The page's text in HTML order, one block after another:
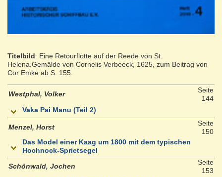
Titelbild: Eine Retourflotte auf der Reede von St.
Helena.Gemälde von Cornelis Verbeeck, 1625, zum Beitrag von
Cor Emke ab S. 155.
Westphal, Volker
Seite
144
Vaka Pai Manu (Teil 2)
Menzel, Horst
Seite
150
Das Model einer Kaag um 1800 mit dem typischen
Hochnock-Sprietsegel
Schönwald, Jochen
Seite
153